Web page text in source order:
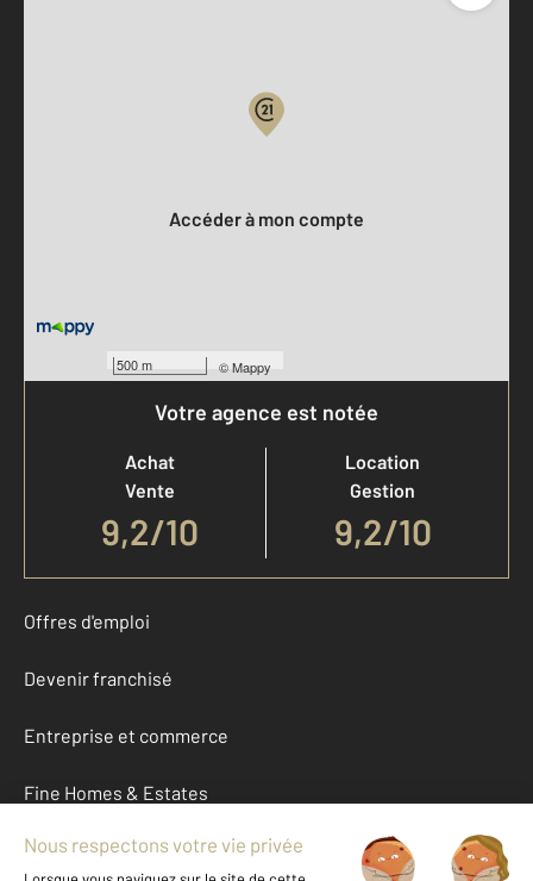
500 m ©Mappy
Accéder à mon compte
Votre agence est notée
Achat
Vente
9,2/10
Location
Gestion
9,2/10
Offres d'emploi
Devenir franchisé
Entreprise et commerce
Fine Homes & Estates
À propos